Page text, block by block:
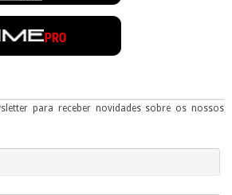
para receber novidades sobre os nossos